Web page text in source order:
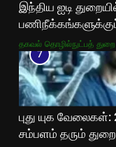
இந்திய ஐடி
உண்மைகள்!
தகவல் தொழில்நுட்பத் துறை
7
புது யுக
சம்பளம் தரும்